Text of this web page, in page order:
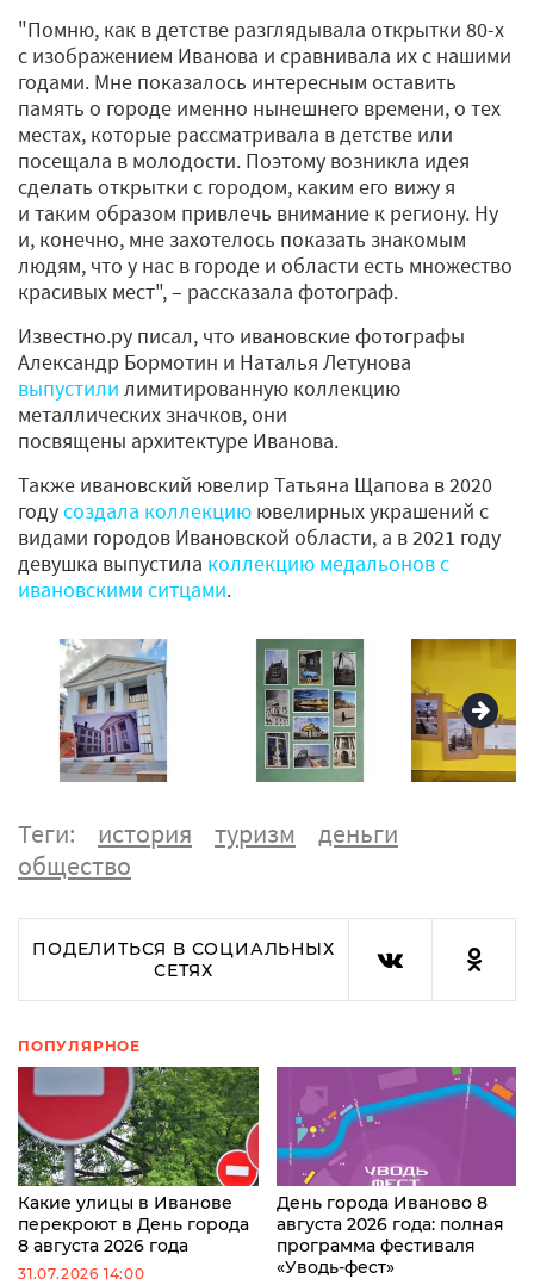
"Помню, как в детстве разглядывала открытки 80-х
с изображением Иванова и сравнивала их с нашими
годами. Мне показалось интересным оставить
память о городе именно нынешнего времени, о тех
местах, которые рассматривала в детстве или
посещала в молодости. Поэтому возникла идея
сделать открытки с городом, каким его вижу я
и таким образом привлечь внимание к региону. Ну
и, конечно, мне захотелось показать знакомым
людям, что у нас в городе и области есть множество
красивых мест", – рассказала фотограф.
Известно.ру писал, что ивановские фотографы
Александр Бормотин и Наталья Летунова
выпустили лимитированную коллекцию
металлических значков, они
посвящены архитектуре Иванова.
Также ивановский ювелир Татьяна Щапова в 2020
годусоздала коллекцию ювелирных украшений с
видами городов Ивановской области, а в 2021 году
девушка выпустила коллекцию медальонов с
ивановскими ситцами.
Теги: история туризм
деньги
общество
ПОДЕЛИТЬСЯ В СОЦИАЛЬНЫХ
СЕТЯХ
ПОПУЛЯРНОЕ
Какие улицы в Иванове
перекроют в День города
8 августа 2026 года
31.07.2026 14:00
День города Иваново 8
августа 2026 года: полная
программа фестиваля
«Уводь-фест»